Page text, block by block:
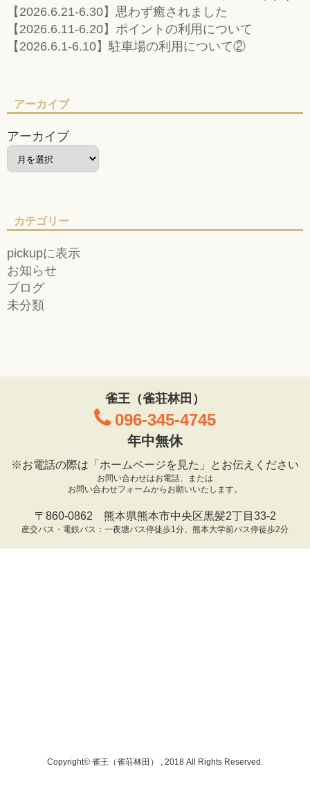
【2026.6.21-6.30】思わず癒されました
【2026.6.11-6.20】ポイントの利用について
【2026.6.1-6.10】駐車場の利用について②
アーカイブ
アーカイブ
カテゴリー
pickupに表示
お知らせ
ブログ
未分類
雀王（雀荘林田）
096-345-4745
年中無休
※お電話の際は「ホームページを見た」とお伝えください
お問い合わせはお電話、または
お問い合わせフォームからお願いいたします。
〒860-0862 熊本県熊本市中央区黒髪2丁目33-2
産交バス・電鉄バス：一夜塘バス停徒歩1分、熊本大学前バス停徒歩2分
Copyright© 雀王（雀荘林田） , 2018 All Rights Reserved.